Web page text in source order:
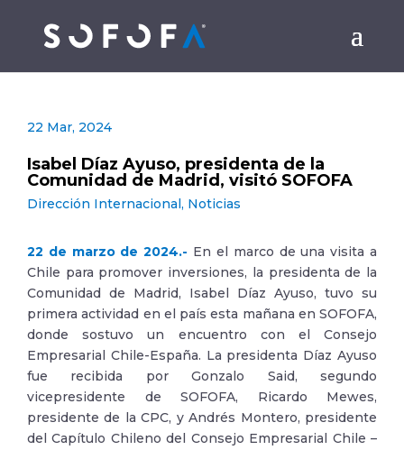
22 Mar, 2024
Isabel Díaz Ayuso, presidenta de la
Comunidad de Madrid, visitó SOFOFA
Dirección Internacional, Noticias
22 de marzo de 2024.- En el marco de una visita a
Chile para promover inversiones, la presidenta de la
Comunidad de Madrid, Isabel Díaz Ayuso, tuvo su
primera actividad en el país esta mañana en SOFOFA,
donde sostuvo un encuentro con el Consejo
Empresarial Chile-España. La presidenta Díaz Ayuso
fue recibida por Gonzalo Said, segundo
vicepresidente de SOFOFA, Ricardo Mewes,
presidente de la CPC, y Andrés Montero, presidente
del Capítulo Chileno del Consejo Empresarial Chile –